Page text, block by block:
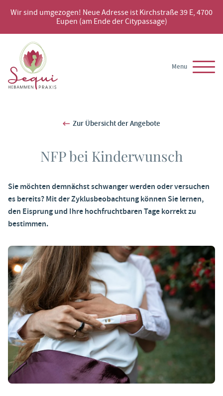
Wir sind umgezogen! Neue Adresse ist Kirchstraße 39 E, 4700
Eupen (am Ende der Citypassage)
Menu
Zur Übersicht der Angebote
NFP bei Kinderwunsch
Sie möchten demnächst schwanger werden oder versuchen
es bereits? Mit der Zyklusbeobachtung können Sie lernen,
den Eisprung und Ihre hochfruchtbaren Tage korrekt zu
bestimmen.